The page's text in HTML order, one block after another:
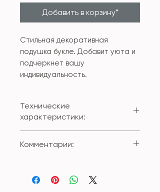
Добавить в корзину*
Стильная декоративная
подушка букле. Добавит уюта и
подчеркнет вашу
индивидуальность.
Технические
характеристики:
100% полиестер
помощи застежки-молнии.
Комментарии:
с внутренней подушкой или без
внутренней подушки.